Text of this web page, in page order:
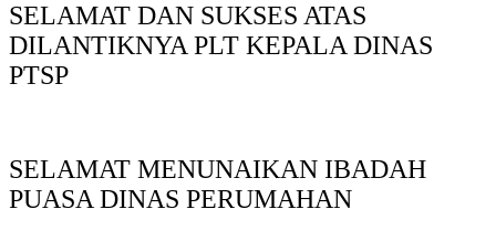
SELAMAT DAN SUKSES ATAS
DILANTIKNYA PLT KEPALA DINAS
PTSP
SELAMAT MENUNAIKAN IBADAH
PUASA DINAS PERUMAHAN